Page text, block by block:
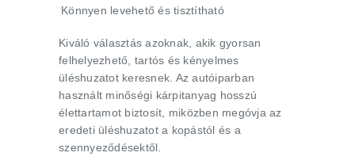
Könnyen levehető és tisztítható
Kiváló választás azoknak, akik gyorsan
felhelyezhető, tartós és kényelmes
üléshuzatot keresnek. Az autóiparban
használt minőségi kárpitanyag hosszú
élettartamot biztosít, miközben megóvja az
eredeti üléshuzatot a kopástól és a
szennyeződésektől.